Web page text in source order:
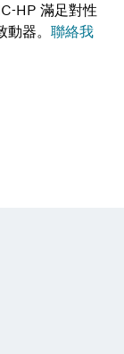
HP 滿足對性
器。 聯絡我